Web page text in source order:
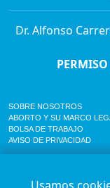
Dr. Alfonso
SOBRE NOSOTROS
ABORTO Y SU MARCO
BOLSA DE TRABAJO
AVISO DE PRIVACIDAD